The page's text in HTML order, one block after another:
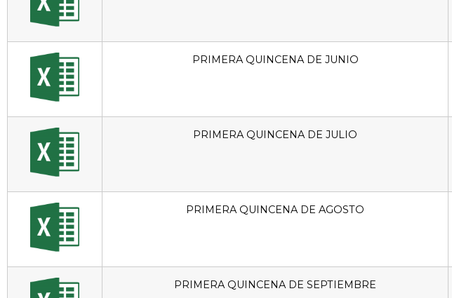
PRIMERA QUINCENA DE JUNIO
PRIMERA QUINCENA DE JULIO
PRIMERA QUINCENA DE AGOSTO
PRIMERA QUINCENA DE SEPTIEMBRE